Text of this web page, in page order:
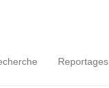
Reportages